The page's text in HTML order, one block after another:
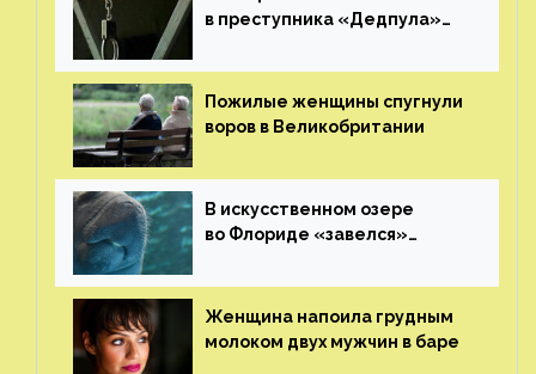
в преступника «Дедпула»
ему жизнь
Пожилые женщины спугнули
воров в Великобритании
В искусственном озере
во Флориде «завелся»
Женщина напоила грудным
молоком двух мужчин в баре